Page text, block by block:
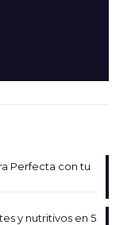
Perfecta con tu
y nutritivos en 5